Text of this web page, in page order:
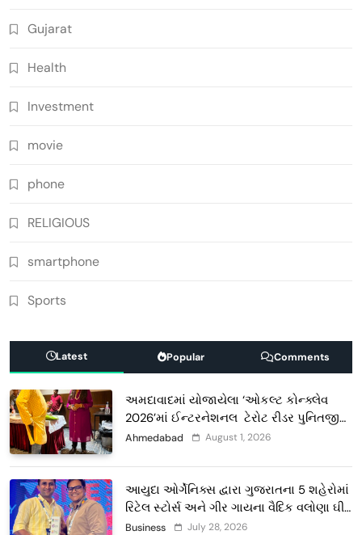
Gujarat
Health
Investment
movie
phone
RELIGIOUS
smartphone
Sports
Latest Popular Comments
અમદાવાદમાં યોજાયેલા ‘ઓકલ્ટ કોન્ક્લેવ
2026’માં ઈન્ટરનેશનલ ટેરોટ રીડર પુનિતજી
લુલ્લા એ ટેરોટ કાર્ડ રીડિંગ અંગે માહિતી આપી
Ahmedabad August 1, 2026
આયુદા ઓર્ગેનિક્સ દ્વારા ગુજરાતના 5 શહેરોમાં
રિટેલ સ્ટોર્સ અને ગીર ગાયના વૈદિક વલોણા ઘી-
દૂધની શુદ્ધ સેવાઓ સાથે વ્યાપક વિસ્તરણ
Business July 28, 2026